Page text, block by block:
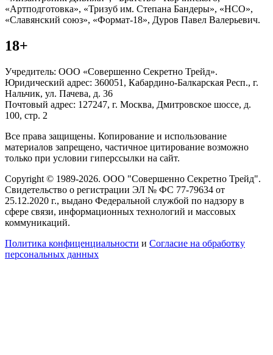
«Артподготовка», «Тризуб им. Степана Бандеры», «НСО»,
«Славянский союз», «Формат-18», Дуров Павел Валерьевич.
18+
Учредитель: ООО «Совершенно Секретно Трейд».
Юридический адрес: 360051, Кабардино-Балкарская Респ., г.
Нальчик, ул. Пачева, д. 36
Почтовый адрес: 127247, г. Москва, Дмитровское шоссе, д.
100, стр. 2
Все права защищены. Копирование и использование
материалов запрещено, частичное цитирование возможно
только при условии гиперссылки на сайт.
Copyright © 1989-2026. ООО "Совершенно Секретно Трейд".
Свидетельство о регистрации ЭЛ № ФС 77-79634 от
25.12.2020 г., выдано Федеральной службой по надзору в
сфере связи, информационных технологий и массовых
коммуникаций.
Политика конфиценциальности и Согласие на обработку
персональных данных